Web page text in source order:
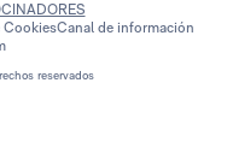
reservados
CookiesCanal de información